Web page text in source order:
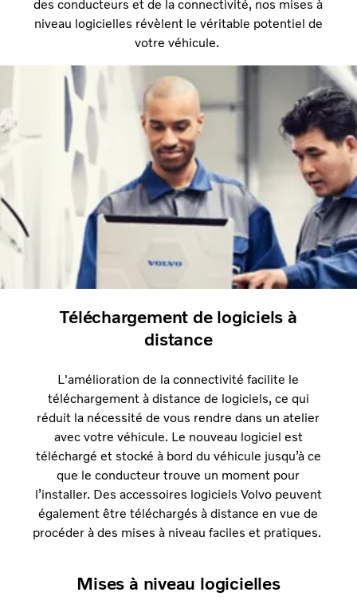
des conducteurs et de la connectivité, nos mises à
niveau logicielles révèlent le véritable potentiel de
votre véhicule.
Téléchargement de logiciels à
distance
L'amélioration de la connectivité facilite le
téléchargement à distance de logiciels, ce qui
réduit la nécessité de vous rendre dans un atelier
avec votre véhicule. Le nouveau logiciel est
téléchargé et stocké à bord du véhicule jusqu’à ce
que le conducteur trouve un moment pour
l’installer. Des accessoires logiciels Volvo peuvent
également être téléchargés à distance en vue de
procéder à des mises à niveau faciles et pratiques.
Mises à niveau logicielles